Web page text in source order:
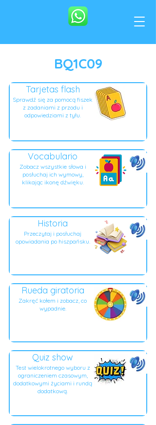
BQ1C09
Tarjetas flash
Sprawdź się za pomocą fiszek
z zadaniami z przodu i
odpowiedziami z tyłu.
Vocabulario
Zobacz wszystkie słowa i
posłuchaj ich wymowy,
klikając ikonę dźwięku.
Historia
Przeczytaj i posłuchaj
opowiadania po hiszpańsku.
Rueda giratoria
Zakręć kołem i zobacz, co
wypadnie.
Quiz show
Test wielokrotnego wyboru z
ograniczeniem czasowym,
dodatkowymi życiami i rundą
dodatkową.